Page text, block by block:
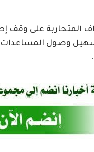
المتحاربة على وقف
وصول المساعدات